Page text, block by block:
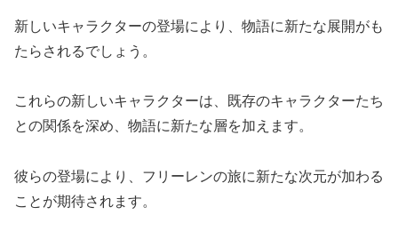
新しいキャラクターの登場により、物語に新たな展開がも
たらされるでしょう。
これらの新しいキャラクターは、既存のキャラクターたち
との関係を深め、物語に新たな層を加えます。
彼らの登場により、フリーレンの旅に新たな次元が加わる
ことが期待されます。